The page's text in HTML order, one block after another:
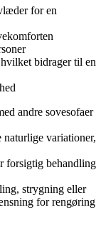
for en
bidrager til en
andre sovesofaer
variationer,
forsigtig behandling
strygning eller
for rengøring